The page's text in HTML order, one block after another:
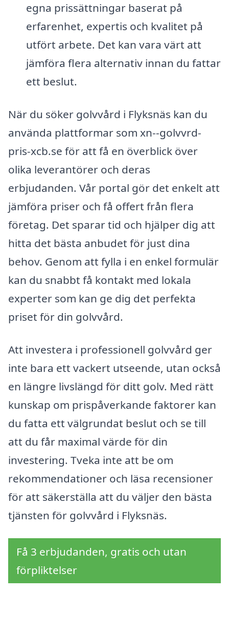
egna prissättningar baserat på
erfarenhet, expertis och kvalitet på
utfört arbete. Det kan vara värt att
jämföra flera alternativ innan du fattar
ett beslut.
När du söker golvvård i Flyksnäs kan du
använda plattformar som xn--golvvrd-
pris-xcb.se för att få en överblick över
olika leverantörer och deras
erbjudanden. Vår portal gör det enkelt att
jämföra priser och få offert från flera
företag. Det sparar tid och hjälper dig att
hitta det bästa anbudet för just dina
behov. Genom att fylla i en enkel formulär
kan du snabbt få kontakt med lokala
experter som kan ge dig det perfekta
priset för din golvvård.
Att investera i professionell golvvård ger
inte bara ett vackert utseende, utan också
en längre livslängd för ditt golv. Med rätt
kunskap om prispåverkande faktorer kan
du fatta ett välgrundat beslut och se till
att du får maximal värde för din
investering. Tveka inte att be om
rekommendationer och läsa recensioner
för att säkerställa att du väljer den bästa
tjänsten för golvvård i Flyksnäs.
Få 3 erbjudanden, gratis och utan
förpliktelser